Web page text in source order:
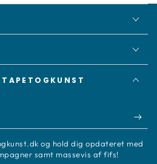
og hold dig opdateret med
samt massevis af fifs!